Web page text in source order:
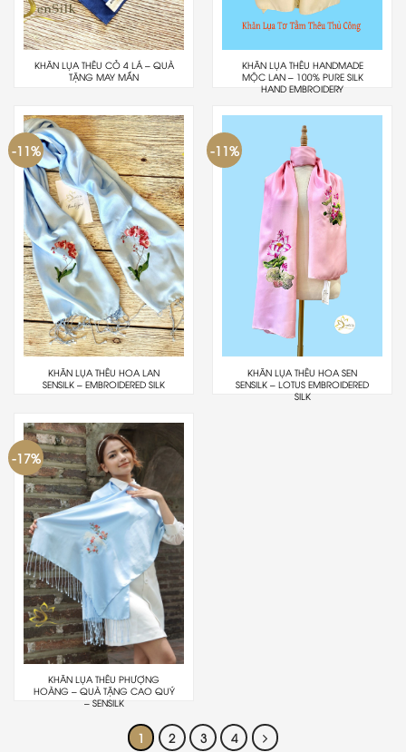
KHĂN LỤA THÊU CỎ 4 LÁ – QUÀ
TẶNG MAY MẮN
KHĂN LỤA THÊU HANDMADE
MỘC LAN – 100% PURE SILK
HAND EMBROIDERY
-11%
KHĂN LỤA THÊU HOA LAN
SENSILK – EMBROIDERED SILK
-11%
KHĂN LỤA THÊU HOA SEN
SENSILK – LOTUS EMBROIDERED
SILK
-17%
KHĂN LỤA THÊU PHƯỢNG
HOÀNG – QUÀ TẶNG CAO QUÝ
– SENSILK
1 2 3 4